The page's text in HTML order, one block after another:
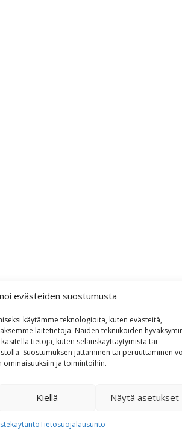
evästeiden suostumusta
käytämme teknologioita, kuten evästeitä,
laitetietoja. Näiden tekniikoiden
tietoja, kuten selauskäyttäytymistä tai
Suostumuksen jättäminen tai peruuttaminen
ja toimintoihin.
Kiellä Näytä asetukset
Tietosuojalausunto